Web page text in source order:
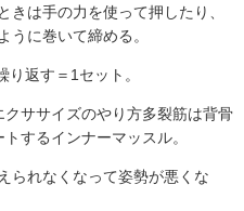
きは手の力を使って押したり、
うに巻いて締める。
返す＝1セット。
ササイズのやり方多裂筋は背骨
するインナーマッスル。
られなくなって姿勢が悪くな